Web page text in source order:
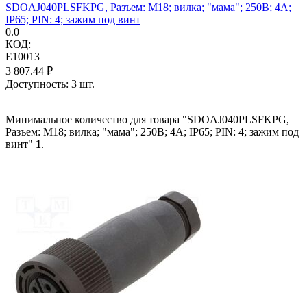
SDOAJ040PLSFKPG, Разъем: M18; вилка; "мама"; 250В; 4А;
IP65; PIN: 4; зажим под винт
0.0
КОД:
E10013
3 807.44 ₽
Доступность: 3 шт.
Минимальное количество для товара "SDOAJ040PLSFKPG,
Разъем: M18; вилка; "мама"; 250В; 4А; IP65; PIN: 4; зажим под
винт" 1.